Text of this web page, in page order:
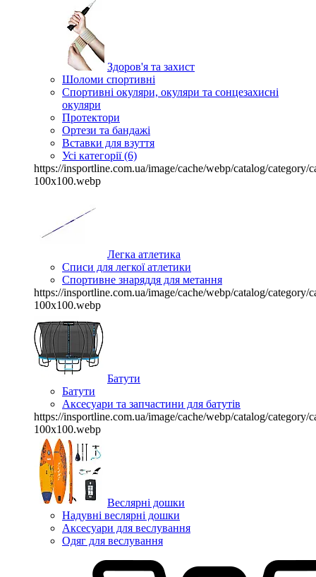
Здоров'я та захист
Шоломи спортивні
Спортивні окуляри, окуляри та сонцезахисні
окуляри
Протектори
Ортези та бандажі
Вставки для взуття
Усі категорії (6)
https://insportline.com.ua/image/cache/webp/catalog/category/
100x100.webp
Легка атлетика
Списи для легкої атлетики
Спортивне знаряддя для метання
https://insportline.com.ua/image/cache/webp/catalog/category/
100x100.webp
Батути
Батути
Аксесуари та запчастини для батутів
https://insportline.com.ua/image/cache/webp/catalog/category/
100x100.webp
Веслярні дошки
Надувні веслярні дошки
Аксесуари для веслування
Одяг для веслування